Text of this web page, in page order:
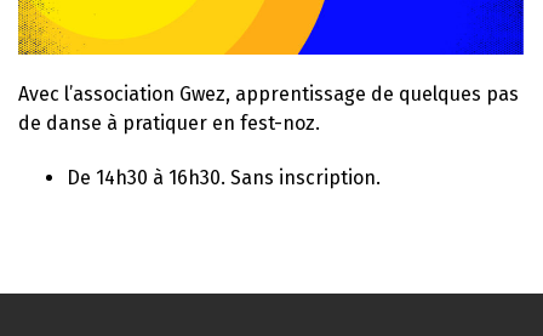
Avec l’association Gwez, apprentissage de quelques pas
de danse à pratiquer en fest-noz.
De 14h30 à 16h30. Sans inscription.